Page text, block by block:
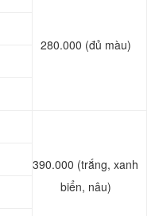
280.000 (đủ màu)
390.000 (trắng, xanh
biển, nâu)